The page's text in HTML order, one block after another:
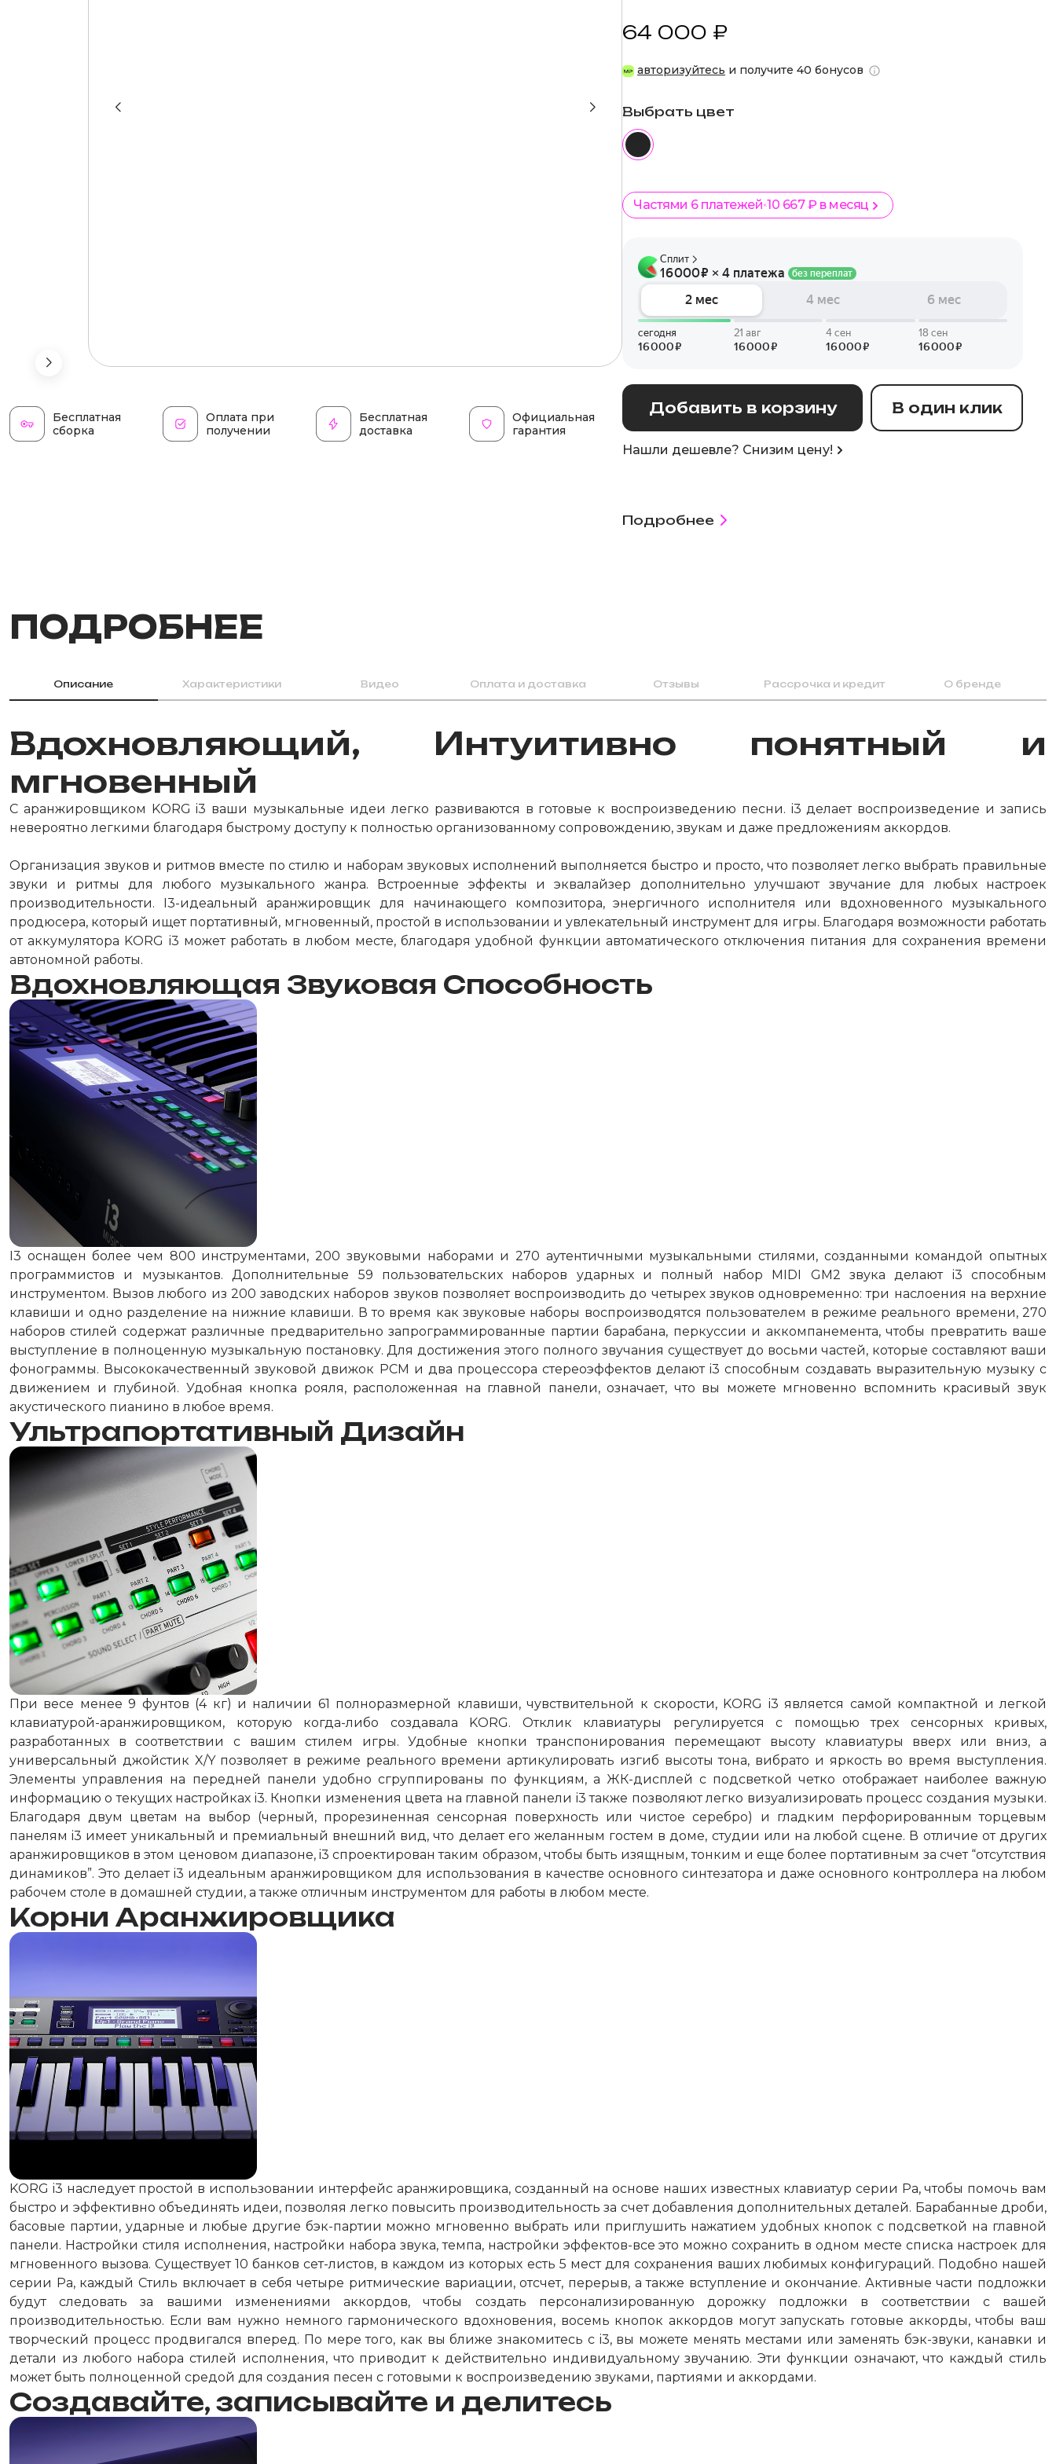
Бесплатная
сборка
Оплата при
получении
Бесплатная
доставка
Официальная
гарантия
64 000 ₽
авторизуйтесь и получите 40 бонусов
Выбрать цвет
Частями 6 платежей 10 667 ₽ в месяц
Добавить в корзину В один клик
Нашли дешевле? Снизим цену!
Подробнее
ПОДРОБНЕЕ
Описание Характеристики Видео Оплата и доставка Отзывы Рассрочка и кредит О бренде
Вдохновляющий, Интуитивно понятный и
мгновенный
С аранжировщиком KORG i3 ваши музыкальные идеи легко развиваются в готовые к воспроизведению песни. i3 делает воспроизведение и запись
невероятно легкими благодаря быстрому доступу к полностью организованному сопровождению, звукам и даже предложениям аккордов.
Организация звуков и ритмов вместе по стилю и наборам звуковых исполнений выполняется быстро и просто, что позволяет легко выбрать правильные
звуки и ритмы для любого музыкального жанра. Встроенные эффекты и эквалайзер дополнительно улучшают звучание для любых настроек
производительности. I3-идеальный аранжировщик для начинающего композитора, энергичного исполнителя или вдохновенного музыкального
продюсера, который ищет портативный, мгновенный, простой в использовании и увлекательный инструмент для игры. Благодаря возможности работать
от аккумулятора KORG i3 может работать в любом месте, благодаря удобной функции автоматического отключения питания для сохранения времени
автономной работы.
Вдохновляющая Звуковая Способность
I3 оснащен более чем 800 инструментами, 200 звуковыми наборами и 270 аутентичными музыкальными стилями, созданными командой опытных
программистов и музыкантов. Дополнительные 59 пользовательских наборов ударных и полный набор MIDI GM2 звука делают i3 способным
инструментом. Вызов любого из 200 заводских наборов звуков позволяет воспроизводить до четырех звуков одновременно: три наслоения на верхние
клавиши и одно разделение на нижние клавиши. В то время как звуковые наборы воспроизводятся пользователем в режиме реального времени, 270
наборов стилей содержат различные предварительно запрограммированные партии барабана, перкуссии и аккомпанемента, чтобы превратить ваше
выступление в полноценную музыкальную постановку. Для достижения этого полного звучания существует до восьми частей, которые составляют ваши
фонограммы. Высококачественный звуковой движок PCM и два процессора стереоэффектов делают i3 способным создавать выразительную музыку с
движением и глубиной. Удобная кнопка рояля, расположенная на главной панели, означает, что вы можете мгновенно вспомнить красивый звук
акустического пианино в любое время.
Ультрапортативный Дизайн
При весе менее 9 фунтов (4 кг) и наличии 61 полноразмерной клавиши, чувствительной к скорости, KORG i3 является самой компактной и легкой
клавиатурой-аранжировщиком, которую когда-либо создавала KORG. Отклик клавиатуры регулируется с помощью трех сенсорных кривых,
разработанных в соответствии с вашим стилем игры. Удобные кнопки транспонирования перемещают высоту клавиатуры вверх или вниз, а
универсальный джойстик X/Y позволяет в режиме реального времени артикулировать изгиб высоты тона, вибрато и яркость во время выступления.
Элементы управления на передней панели удобно сгруппированы по функциям, а ЖК-дисплей с подсветкой четко отображает наиболее важную
информацию о текущих настройках i3. Кнопки изменения цвета на главной панели i3 также позволяют легко визуализировать процесс создания музыки.
Благодаря двум цветам на выбор (черный, прорезиненная сенсорная поверхность или чистое серебро) и гладким перфорированным торцевым
панелям i3 имеет уникальный и премиальный внешний вид, что делает его желанным гостем в доме, студии или на любой сцене. В отличие от других
аранжировщиков в этом ценовом диапазоне, i3 спроектирован таким образом, чтобы быть изящным, тонким и еще более портативным за счет “отсутствия
динамиков”. Это делает i3 идеальным аранжировщиком для использования в качестве основного синтезатора и даже основного контроллера на любом
рабочем столе в домашней студии, а также отличным инструментом для работы в любом месте.
Корни Аранжировщика
KORG i3 наследует простой в использовании интерфейс аранжировщика, созданный на основе наших известных клавиатур серии Pa, чтобы помочь вам
быстро и эффективно объединять идеи, позволяя легко повысить производительность за счет добавления дополнительных деталей. Барабанные дроби,
басовые партии, ударные и любые другие бэк-партии можно мгновенно выбрать или приглушить нажатием удобных кнопок с подсветкой на главной
панели. Настройки стиля исполнения, настройки набора звука, темпа, настройки эффектов-все это можно сохранить в одном месте списка настроек для
мгновенного вызова. Существует 10 банков сет-листов, в каждом из которых есть 5 мест для сохранения ваших любимых конфигураций. Подобно нашей
серии Pa, каждый Стиль включает в себя четыре ритмические вариации, отсчет, перерыв, а также вступление и окончание. Активные части подложки
будут следовать за вашими изменениями аккордов, чтобы создать персонализированную дорожку подложки в соответствии с вашей
производительностью. Если вам нужно немного гармонического вдохновения, восемь кнопок аккордов могут запускать готовые аккорды, чтобы ваш
творческий процесс продвигался вперед. По мере того, как вы ближе знакомитесь с i3, вы можете менять местами или заменять бэк-звуки, канавки и
детали из любого набора стилей исполнения, что приводит к действительно индивидуальному звучанию. Эти функции означают, что каждый стиль
может быть полноценной средой для создания песен с готовыми к воспроизведению звуками, партиями и аккордами.
Создавайте, записывайте и делитесь